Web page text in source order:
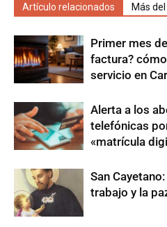
Artículo relacionados Más
Primer mes
factura?
servicio en
Alerta a los
telefónicas
«matrícula
San
trabajo y la